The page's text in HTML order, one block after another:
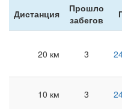
Дистанция
Прошло
забегов
20 км 3
10 км 3